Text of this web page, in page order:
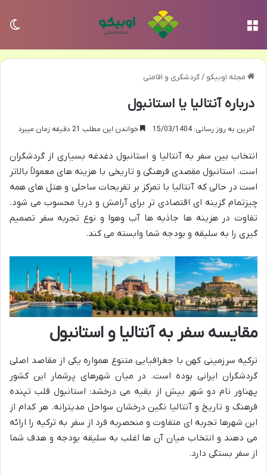
مجله اوبیکو /گردشگری و اقامتی
درباره آنتالیا یا استانبول
آخرین به روز رسانی: 15/03/1404 خواندن این مطلب 21 دقیقه زمان میبرد
انتخاب بین سفر به آنتالیا و استانبول دغدغه بسیاری از گردشگران
است. استانبول مقصدی فرهنگی و تاریخی با هزینه های معمولاً بالاتر
است در حالی که آنتالیا با تمرکز بر تفریحات ساحلی و هتل های همه
چیزتمام گزینه ای اقتصادی تر برای آرامش و دریا محسوب می شود.
تفاوت در هزینه ها جاذبه ها آب وهوا و نوع تجربه سفر تصمیم
گیری را به سلیقه و بودجه شما وابسته می کند.
مقایسه سفر به آنتالیا و استانبول
ترکیه سرزمینی کهن با جغرافیایی متنوع همواره یکی از مقاصد اصلی
گردشگران ایرانی بوده است. در میان شهرهای پرشمار این کشور
پهناور نام دو شهر بیش از بقیه می درخشد: استانبول قلب تپنده
فرهنگ و تاریخ و آنتالیا نگین درخشان سواحل مدیترانه. هر کدام از
این شهرها تجربه ای متفاوت و منحصربه فرد از سفر به ترکیه را ارائه
می دهند و انتخاب میان آن ها اغلب به سلیقه بودجه و هدف شما
از سفر بستگی دارد.